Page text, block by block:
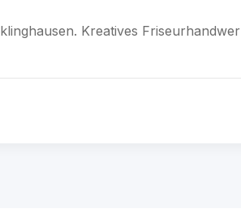
Kreatives